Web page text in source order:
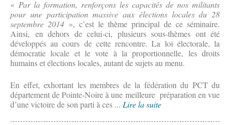
« Par la formation, renforçons les capacités de nos militants
pour une participation massive aux élections locales du 28
septembre 2014 », c’est le thème principal de ce séminaire.
Ainsi, en dehors de celui-ci, plusieurs sous-thèmes ont été
développés au cours de cette rencontre. La loi électorale, la
démocratie locale et le vote à la proportionnelle, les droits
humains et élections locales, autant de sujets au menu.
En effet, exhortant les membres de la fédération du PCT du
département de Pointe-Noire à une meilleure préparation en vue
d’une victoire de son parti à ces ... Lire la suite